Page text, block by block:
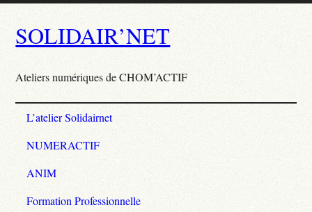
SOLIDAIR’NET
Ateliers numériques de CHOM’ACTIF
L’atelier Solidairnet
NUMERACTIF
ANIM
Formation Professionnelle